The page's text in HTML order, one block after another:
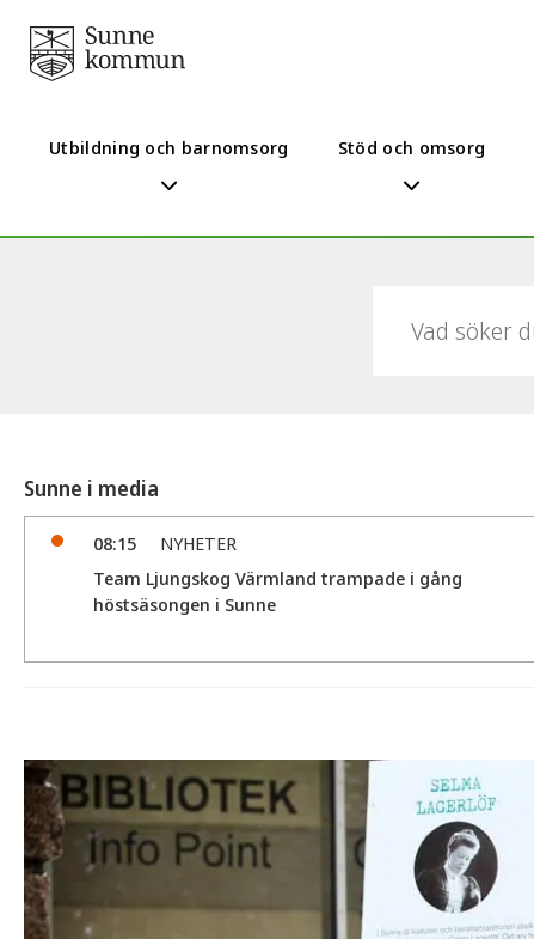
Utbildning och barnomsorg Stöd och omsorg
Sunne i media
08:15
NYHETER
Team Ljungskog Värmland trampade i gång
höstsäsongen i Sunne